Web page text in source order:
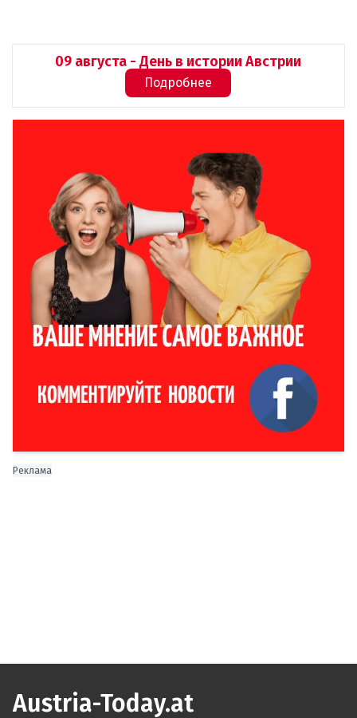
09 августа - День в истории Австрии
Подробнее
Реклама
Austria-Today.at